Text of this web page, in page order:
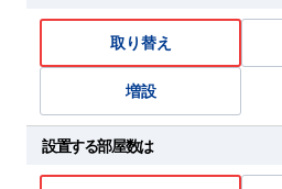
取り替え
増設
設置する部屋数は